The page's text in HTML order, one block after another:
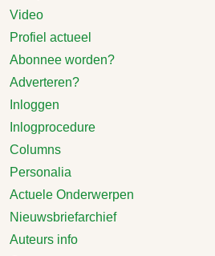
Video
Profiel actueel
Abonnee worden?
Adverteren?
Inloggen
Inlogprocedure
Columns
Personalia
Actuele Onderwerpen
Nieuwsbriefarchief
Auteurs info